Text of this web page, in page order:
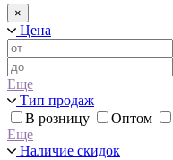
×
Цена
Еще
Тип продаж
В розницу
Оптом
Еще
Наличие скидок